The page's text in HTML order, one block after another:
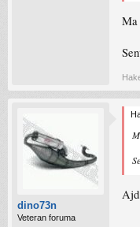
Ma
dino73n
Veteran foruma